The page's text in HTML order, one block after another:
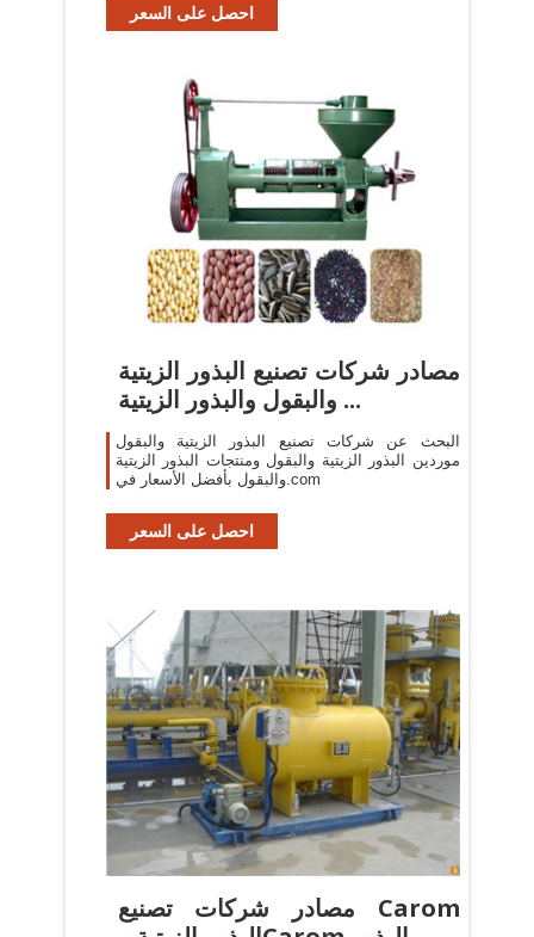
احصل على السعر
مصادر شركات تصنيع البذور الزيتية
والبقول والبذور الزيتية ...
البحث عن شركات تصنيع البذور الزيتية والبقول
موردين البذور الزيتية والبقول ومنتجات البذور الزيتية
والبقول بأفضل الأسعار في.com
احصل على السعر
مصادر شركات تصنيع Carom